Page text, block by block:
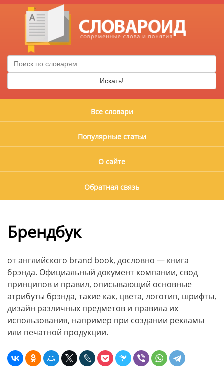
Искать!
Все словари
Популярные статьи
О сайте
Обратная связь
Брендбук
от английского brand book, дословно — книга
брэнда. Официальный документ компании, свод
принципов и правил, описывающий основные
атрибуты брэнда, такие как, цвета, логотип, шрифты,
дизайн различных предметов и правила их
использования, например при создании рекламы
или печатной продукции.